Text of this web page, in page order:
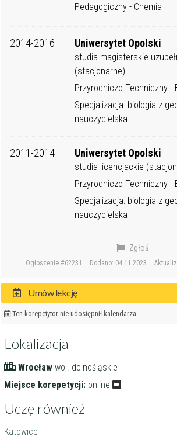
Pedagogiczny - Chemia
2014-2016 Uniwersytet Opolski
studia magisterskie
(stacjonarne)
Przyrodniczo-Techniczny -
Specjalizacja: biologia z
nauczycielska
2011-2014 Uniwersytet Opolski
studia licencjackie
Przyrodniczo-Techniczny -
Specjalizacja: biologia z
nauczycielska
Ogłoszenie #62231 Dodano: 04.11.2023
Zgłoś
Umów lekcję
Ten korepetytor nie udostępnił kalendarza
Lokalizacja
Wrocław woj. dolnośląskie
Miejsce korepetycji: online
Uczę również
Katowice